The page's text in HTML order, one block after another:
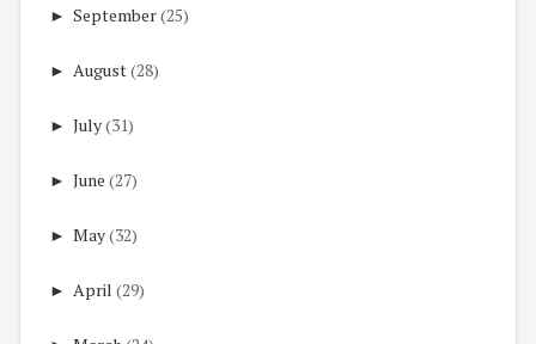
► September(25)
► August(28)
► July(31)
► June (27)
► May(32)
► April (29)